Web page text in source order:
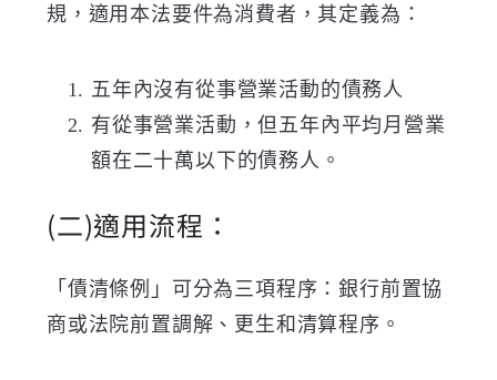
規，適用本法要件為消費者，其定義為：
五年內沒有從事營業活動的債務人
有從事營業活動，但五年內平均月營業
額在二十萬以下的債務人。
(二)適用流程：
「債清條例」可分為三項程序：銀行前置協
商或法院前置調解、更生和清算程序。